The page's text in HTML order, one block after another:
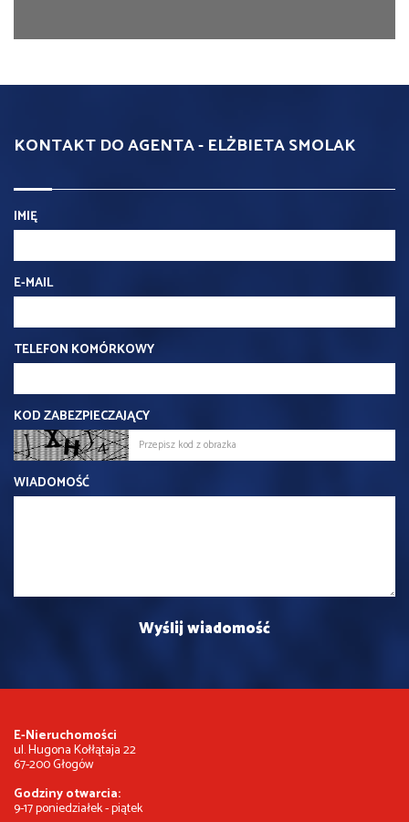
KONTAKT DO AGENTA - ELŻBIETA SMOLAK
IMIĘ
E-MAIL
TELEFON KOMÓRKOWY
KOD ZABEZPIECZAJĄCY
WIADOMOŚĆ
E-Nieruchomości
ul. Hugona Kołłątaja 22
67-200 Głogów
Godziny otwarcia:
9-17 poniedziałek - piątek